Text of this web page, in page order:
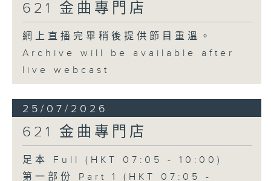
621 金曲專門店
網上直播完畢稍後提供節目重溫。
Archive will be available after
live webcast
25/07/2026
621 金曲專門店
足本 Full (HKT 07:05 - 10:00)
第一部份 Part 1 (HKT 07:05 -